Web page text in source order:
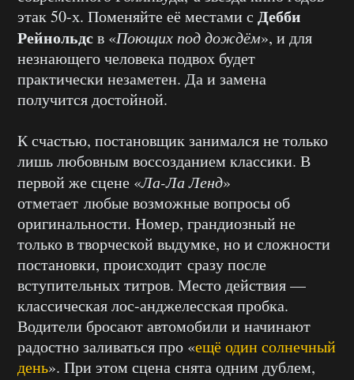
этак 50-х. Поменяйте её местами с Дебби
Рейнольдсв «Поющих под дождём», и для
незнающего человека подвох будет
практически незаметен. Да и замена
получится достойной.
К счастью, постановщик занимался не только
лишь любовным воссозданием классики. В
первой же сцене «Ла-Ла Ленд»
отметает любые возможные вопросы об
оригинальности. Номер, грандиозный не
только в творческой выдумке, но и сложности
постановки, происходит сразу после
вступительных титров. Место действия —
классическая лос-анджелесская пробка.
Водители бросают автомобили и начинают
радостно заливаться про «ещё один солнечный
день». При этом сцена снята одним дублем,